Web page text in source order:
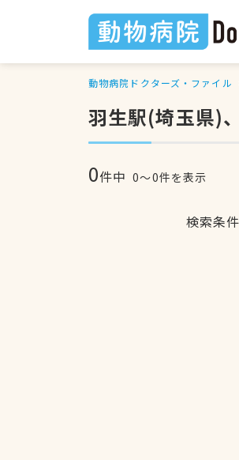
動物病院ドクターズ・ファイル
羽生駅(埼玉県)
0件中 0〜0件を表示
検索条